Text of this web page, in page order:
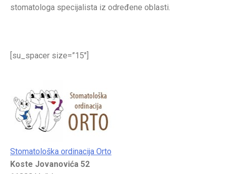
stomatologa specijalista iz određene oblasti.
[su_spacer size=”15″]
Stomatološka ordinacija Orto
Koste Jovanovića 52